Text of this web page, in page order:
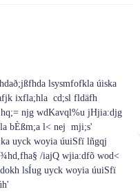
lsysmfofkla úiska
ixfla;hla‌ cd;sl fldäfh
njg wdKa‌vql%u jHjia‌:djg
bÈßm;a l< nej mji;s'
uyck woyia‌ úuiSfï lñgqj
/ia‌jQ wjia‌:dfõ wod<
lsÍug uyck woyia‌ úuiSfï